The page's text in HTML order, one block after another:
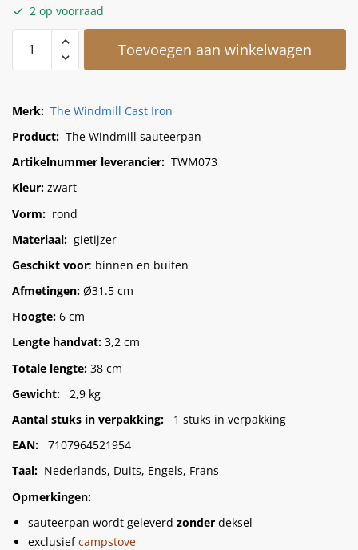
2 op voorraad
Toevoegen aan winkelwagen
Merk: The Windmill Cast Iron
Product: The Windmill sauteerpan
Artikelnummer leverancier: TWM073
Kleur: zwart
Vorm: rond
Materiaal: gietijzer
Geschikt voor: binnen en buiten
Afmetingen: Ø31.5 cm
Hoogte: 6 cm
Lengte handvat: 3,2 cm
Totale lengte: 38 cm
Gewicht:
2,9 kg
Aantal stuks in verpakking: 1 stuks in verpakking
EAN:
7107964521954
Taal: Nederlands, Duits, Engels, Frans
Opmerkingen:
sauteerpan wordt geleverd zonder deksel
exclusiefcampstove